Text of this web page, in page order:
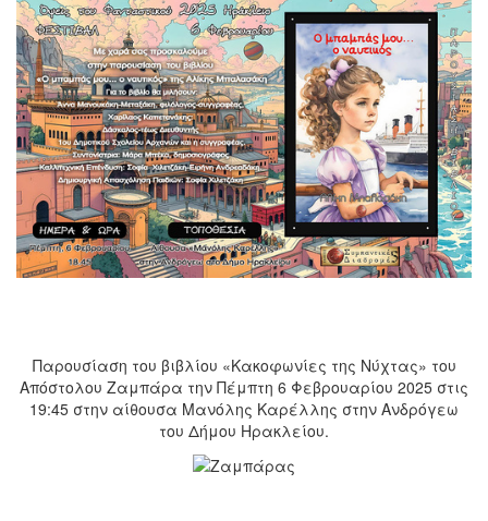
Παρουσίαση του βιβλίου «Κακοφωνίες της Νύχτας» του
Απόστολου Ζαμπάρα την Πέμπτη 6 Φεβρουαρίου 2025 στις
19:45 στην αίθουσα Μανόλης Καρέλλης στην Ανδρόγεω
του Δήμου Ηρακλείου.